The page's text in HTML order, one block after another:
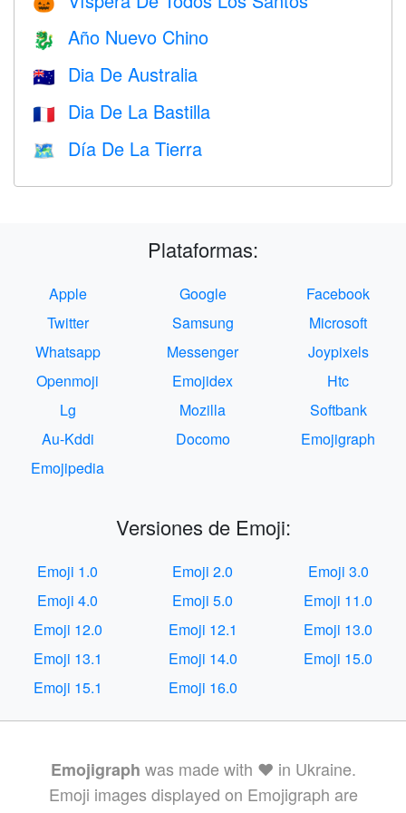
🐉 Año Nuevo Chino
🇦🇺 Dia De Australia
🇫🇷 Dia De La Bastilla
🗺️ Día De La Tierra
Plataformas:
Apple Google
Facebook
Twitter
Samsung
Microsoft
Whatsapp
Messenger
Joypixels
Openmoji
Emojidex
Htc
Lg
Mozilla
Softbank
Au-Kddi
Docomo
Emojigraph
Emojipedia
Versiones de Emoji:
Emoji 1.0 Emoji 2.0
Emoji 3.0
Emoji 4.0
Emoji 5.0
Emoji 11.0
Emoji 12.0
Emoji 12.1
Emoji 13.0
Emoji 13.1
Emoji 14.0
Emoji 15.0
Emoji 15.1
Emoji 16.0
Emojigraph was made with ❤️ in Ukraine.
Emoji images displayed on Emojigraph are